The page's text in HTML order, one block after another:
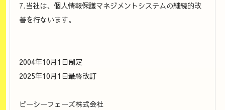
7.当社は、個人情報保護マネジメントシステムの継続的改
善を行ないます。
2004年10月1日制定
2025年10月1日最終改訂
ピーシーフェーズ株式会社